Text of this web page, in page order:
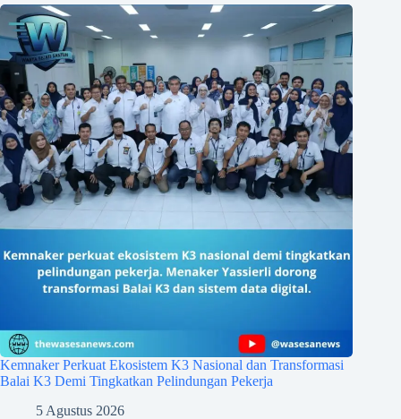
Kemnaker Perkuat Ekosistem K3 Nasional dan Transformasi
Balai K3 Demi Tingkatkan Pelindungan Pekerja
5 Agustus 2026